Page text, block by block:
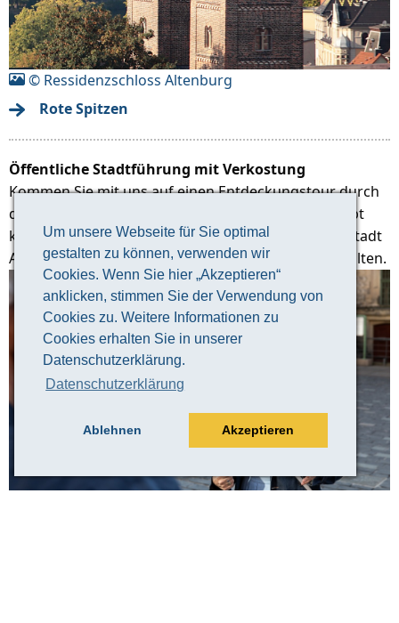
Um unsere Webseite für Sie optimal
gestalten zu können, verwenden wir
Cookies. Wenn Sie hier „Akzeptieren“
anklicken, stimmen Sie der Verwendung von
Cookies zu. Weitere Informationen zu
Cookies erhalten Sie in unserer
Datenschutzerklärung.
Datenschutzerklärung
Ablehnen Akzeptieren
© Ressidenzschloss Altenburg
Rote Spitzen
Öffentliche Stadtführung mit Verkostung
Kommen Sie mit uns auf einen Entdeckungstour durch
die ehemalige Residenz der Wettiner Fürsten. Es gibt
keine bessere Art, einen guten Überblick über die Stadt
Altenburg und ihre 1000-jährige Geschichte zu erhalten.